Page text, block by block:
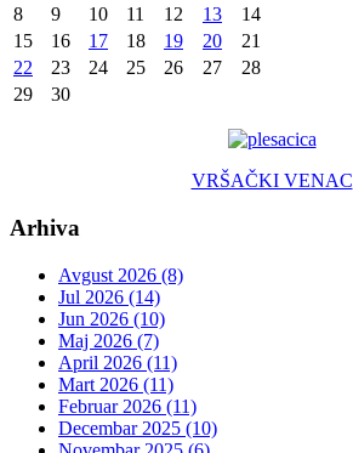
8
9 10 11 12 13
14
15
16 17 18 19 20
21
22
23 24 25 26 27
28
29
30
VRŠAČKI VENAC
Arhiva
Avgust 2026 (8)
Jul 2026 (14)
Jun 2026 (10)
Maj 2026 (7)
April 2026 (11)
Mart 2026 (11)
Februar 2026 (11)
Decembar 2025 (10)